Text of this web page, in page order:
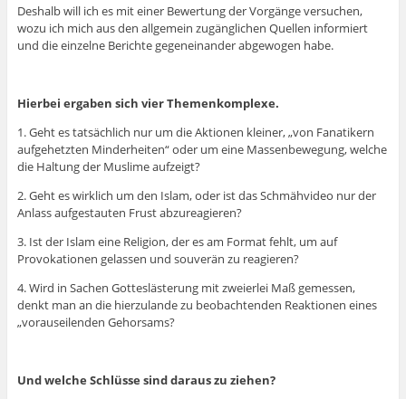
Deshalb will ich es mit einer Bewertung der Vorgänge versuchen,
wozu ich mich aus den allgemein zugänglichen Quellen informiert
und die einzelne Berichte gegeneinander abgewogen habe.
Hierbei ergaben sich vier Themenkomplexe.
1. Geht es tatsächlich nur um die Aktionen kleiner, „von Fanatikern
aufgehetzten Minderheiten“ oder um eine Massenbewegung, welche
die Haltung der Muslime aufzeigt?
2. Geht es wirklich um den Islam, oder ist das Schmähvideo nur der
Anlass aufgestauten Frust abzureagieren?
3. Ist der Islam eine Religion, der es am Format fehlt, um auf
Provokationen gelassen und souverän zu reagieren?
4. Wird in Sachen Gotteslästerung mit zweierlei Maß gemessen,
denkt man an die hierzulande zu beobachtenden Reaktionen eines
„vorauseilenden Gehorsams?
Und welche Schlüsse sind daraus zu ziehen?